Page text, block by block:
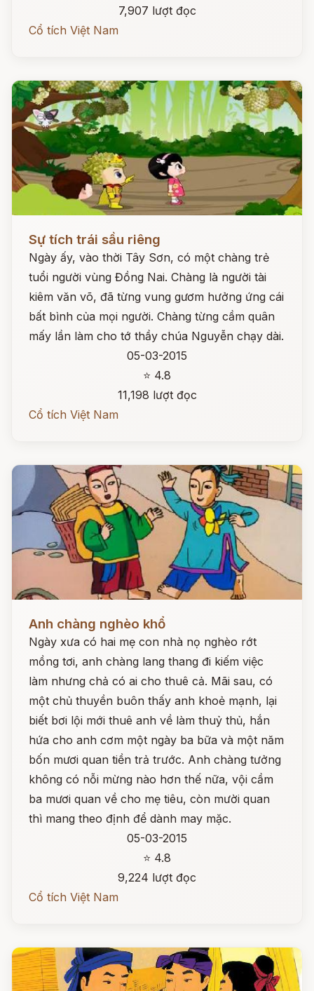
7,907 lượt đọc
Cổ tích Việt Nam
Sự tích trái sầu riêng
Ngày ấy, vào thời Tây Sơn, có một chàng trẻ
tuổi người vùng Đồng Nai. Chàng là người tài
kiêm văn võ, đã từng vung gươm hưởng ứng cái
bất bình của mọi người. Chàng từng cầm quân
mấy lần làm cho tớ thầy chúa Nguyễn chạy dài.
05-03-2015
⭐ 4.8
11,198 lượt đọc
Cổ tích Việt Nam
Anh chàng nghèo khổ
Ngày xưa có hai mẹ con nhà nọ nghèo rớt
mồng tơi, anh chàng lang thang đi kiếm việc
làm nhưng chả có ai cho thuê cả. Mãi sau, có
một chủ thuyền buôn thấy anh khoẻ mạnh, lại
biết bơi lội mới thuê anh về làm thuỷ thủ, hắn
hứa cho anh cơm một ngày ba bữa và một năm
bốn mươi quan tiền trả trước. Anh chàng tưởng
không có nỗi mừng nào hơn thế nữa, vội cầm
ba mươi quan về cho mẹ tiêu, còn mười quan
thì mang theo định để dành may mặc.
05-03-2015
⭐ 4.8
9,224 lượt đọc
Cổ tích Việt Nam